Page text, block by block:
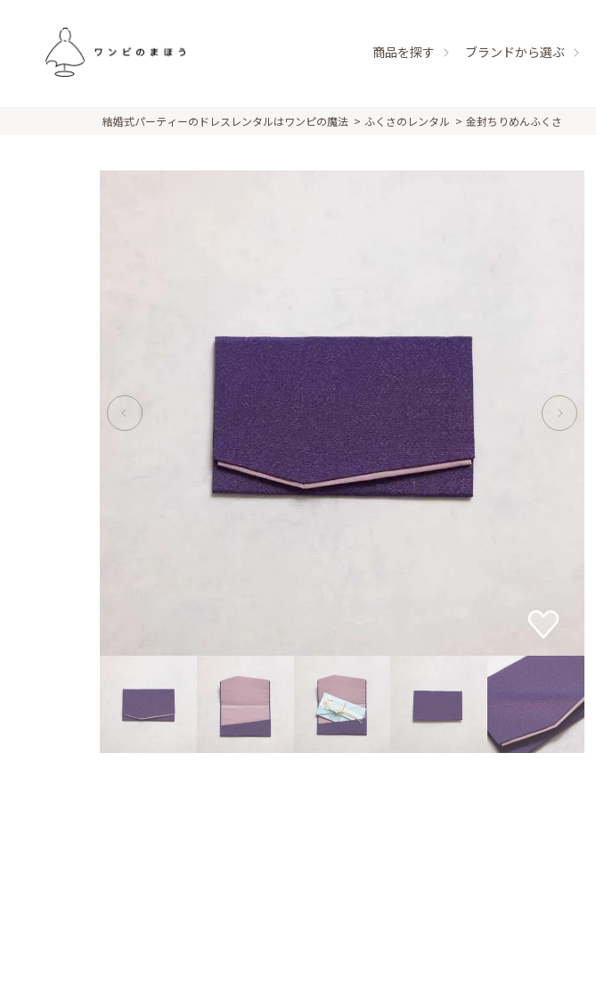
商品を探す ブランドから選ぶ
結婚式パーティーのドレスレンタルはワンピの魔法 ふくさのレンタル 金封ちりめんふくさ